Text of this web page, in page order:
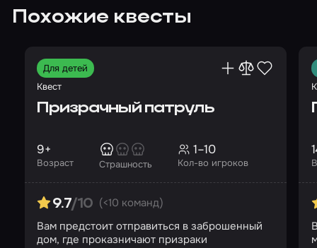
Похожие квесты
Для детей
Квест
Призрачный патруль
Возраст
9+
Страшность Кол-во игроков
1–10
9.7/10 (<10 команд)
Вам предстоит отправиться в заброшенный
дом, где проказничают призраки